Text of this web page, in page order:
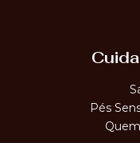
Pés